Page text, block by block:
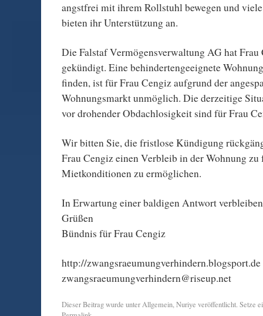
angstfrei mit ihrem Rollstuhl bewegen und
bieten ihr Unterstützung an.
Die Falstaf Vermögensverwaltung AG hat
gekündigt. Eine behindertengeeignete
finden, ist für Frau Cengiz aufgrund der
Wohnungsmarkt unmöglich. Die derzeitige
vor drohender Obdachlosigkeit sind für Frau
Wir bitten Sie, die fristlose Kündigung
Frau Cengiz einen Verbleib in der Wohnung zu
Mietkonditionen zu ermöglichen.
In Erwartung einer baldigen Antwort
Grüßen
Bündnis für Frau Cengiz
http://zwangsraeumungverhindern.blogsport.de
zwangsraeumungverhindern@riseup.net
Dieser Beitrag wurde unterAllgemein,Nuriye veröffentlicht. Setze